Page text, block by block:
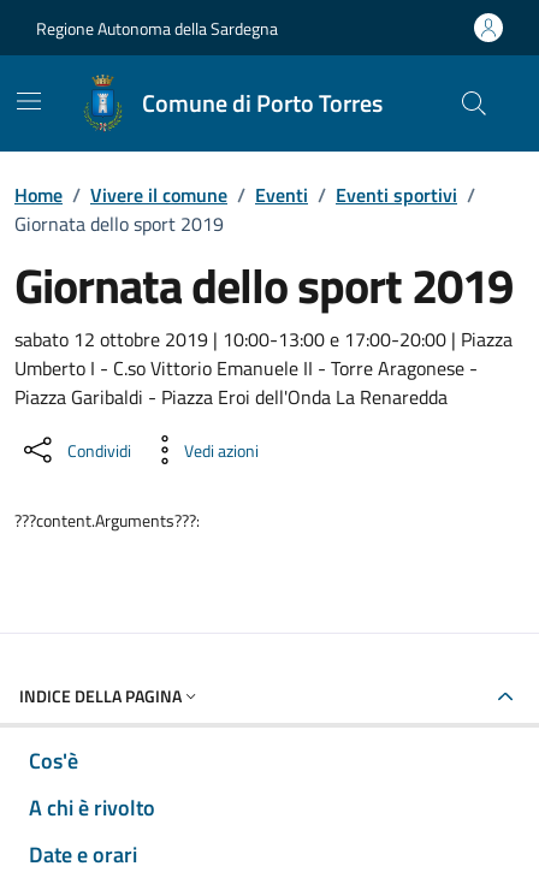
Regione Autonoma della Sardegna
Comune di Porto Torres
Home / Vivere il comune / Eventi / Eventi sportivi /
Giornata dello sport 2019
Giornata dello sport 2019
Dettaglio dell'evento
sabato 12 ottobre 2019 | 10:00-13:00 e 17:00-20:00 | Piazza
Umberto I - C.so Vittorio Emanuele II - Torre Aragonese -
Piazza Garibaldi - Piazza Eroi dell'Onda La Renaredda
Condividi Vedi azioni
???content.Arguments???:
INDICE DELLA PAGINA
Cos'è
A chi è rivolto
Date e orari